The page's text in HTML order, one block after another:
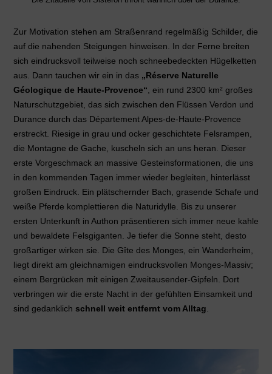
Zur Motivation stehen am Straßenrand regelmäßig Schilder, die
auf die nahenden Steigungen hinweisen. In der Ferne breiten
sich eindrucksvoll teilweise noch schneebedeckten Hügelketten
aus. Dann tauchen wir ein in das „Réserve Naturelle
Géologique de Haute-Provence“ , ein rund 2300 km² großes
Naturschutzgebiet, das sich zwischen den Flüssen Verdon und
Durance durch das Département Alpes-de-Haute-Provence
erstreckt. Riesige in grau und ocker geschichtete Felsrampen,
die Montagne de Gache, kuscheln sich an uns heran. Dieser
erste Vorgeschmack an massive Gesteinsformationen, die uns
in den kommenden Tagen immer wieder begleiten, hinterlässt
großen Eindruck. Ein plätschernder Bach, grasende Schafe und
weiße Pferde komplettieren die Naturidylle. Bis zu unserer
ersten Unterkunft in Authon präsentieren sich immer neue kahle
und bewaldete Felsgiganten. Je tiefer die Sonne steht, desto
großartiger wirken sie. Die Gîte des Monges, ein Wanderheim,
liegt direkt am gleichnamigen eindrucksvollen Monges-Massiv;
einem Bergrücken mit einigen Zweitausender-Gipfeln. Dort
verbringen wir die erste Nacht in der gefühlten Einsamkeit und
sind gedanklich schnell weit entfernt vom Alltag